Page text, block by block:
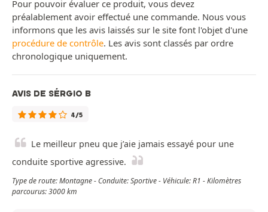
Pour pouvoir évaluer ce produit, vous devez
préalablement avoir effectué une commande. Nous vous
informons que les avis laissés sur le site font l'objet d'une
procédure de contrôle. Les avis sont classés par ordre
chronologique uniquement.
AVIS DE SÉRGIO B
4/5
Le meilleur pneu que j’aie jamais essayé pour une
conduite sportive agressive.
Type de route: Montagne - Conduite: Sportive - Véhicule: R1 - Kilomètres
parcourus: 3000 km